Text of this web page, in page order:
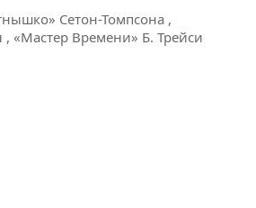
Сетон-Томпсона ,
«Мастер Времени» Б. Трейси